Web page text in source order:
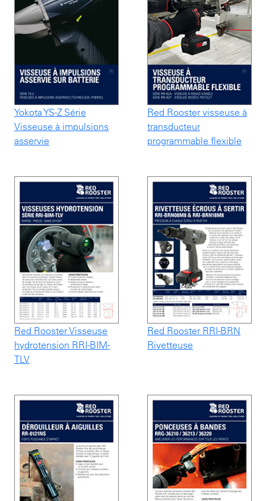
Yokota YS-Z Série
Visseuse à impulsions
asservie
Red Rooster visseuse à
transducteur
programmable flexible
Red Rooster Visseuse
hydrotension RRI-BIM-
TLV
Red Rooster RRI-BRN
Rivetteuse